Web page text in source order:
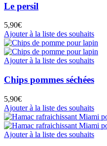
Le persil
5,90€
Ajouter à la liste des souhaits
Ajouter à la liste des souhaits
Chips pommes séchées
5,90€
Ajouter à la liste des souhaits
Ajouter à la liste des souhaits